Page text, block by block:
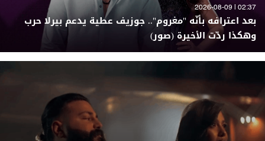
02:37 | 2026-08-09
بعد اعترافه بأنّه "مغروم".. جوزيف عطية يدعم بيرلا حرب
وهكذا ردّت الأخيرة (صور)